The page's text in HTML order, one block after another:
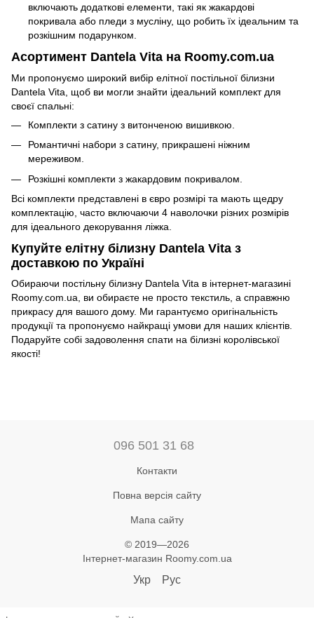
включають додаткові елементи, такі як жакардові
покривала або пледи з мусліну, що робить їх ідеальним та
розкішним подарунком.
Асортимент Dantela Vita на Roomy.com.ua
Ми пропонуємо широкий вибір елітної постільної білизни
Dantela Vita, щоб ви могли знайти ідеальний комплект для
своєї спальні:
Комплекти з сатину з витонченою вишивкою.
Романтичні набори з сатину, прикрашені ніжним
мереживом.
Розкішні комплекти з жакардовим покривалом.
Всі комплекти представлені в євро розмірі та мають щедру
комплектацію, часто включаючи 4 наволочки різних розмірів
для ідеального декорування ліжка.
Купуйте елітну білизну Dantela Vita з
доставкою по Україні
Обираючи постільну білизну Dantela Vita в інтернет-магазині
Roomy.com.ua, ви обираєте не просто текстиль, а справжню
прикрасу для вашого дому. Ми гарантуємо оригінальність
продукції та пропонуємо найкращі умови для наших клієнтів.
Подаруйте собі задоволення спати на білизні королівської
якості!
096 501 31 68
Контакти
Повна версія сайту
Мапа сайту
© 2019—2026
Інтернет-магазин Roomy.com.ua
Укр Рус